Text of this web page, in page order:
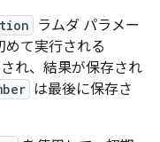
ラムダ パラメー
めて実行される
れ、結果が保存され
は最後に保存さ